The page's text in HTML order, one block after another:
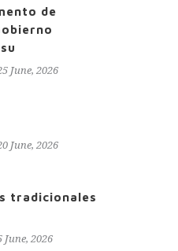
de
June, 2026
June, 2026
tradicionales
June, 2026